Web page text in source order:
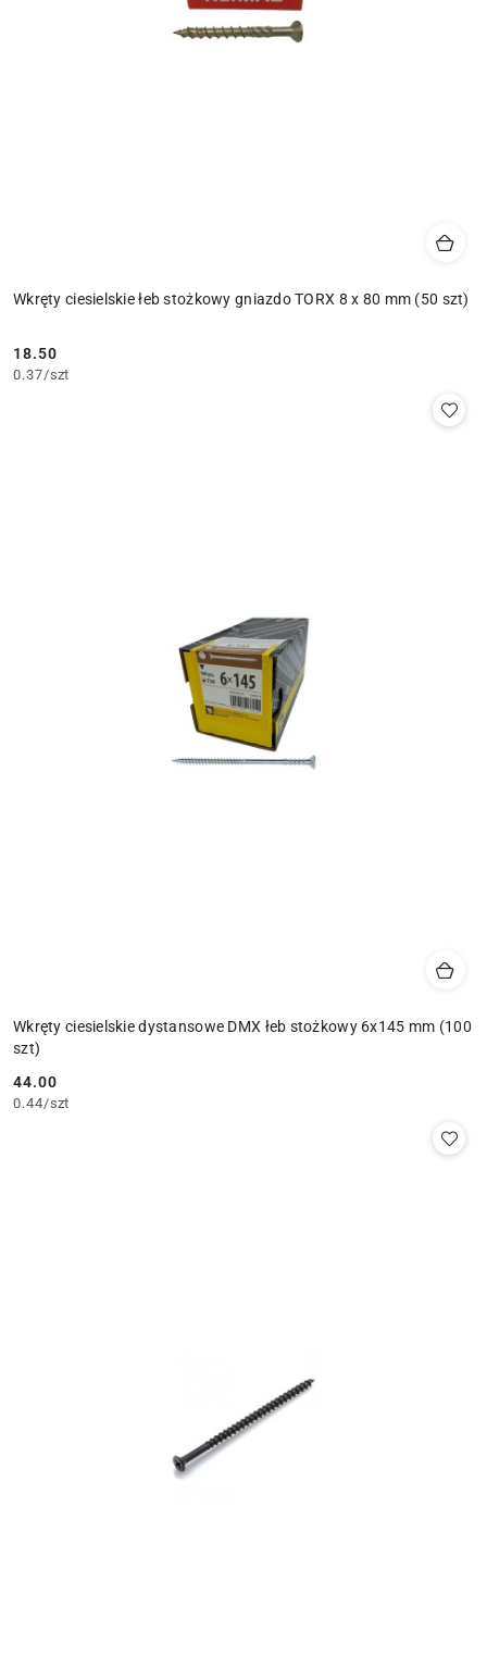
Wkręty ciesielskie łeb stożkowy gniazdo TORX 8 x 80 mm (50 szt)
Cena:
18.50
0.37/szt
Wkręty ciesielskie dystansowe DMX łeb stożkowy 6x145 mm (100
szt)
Cena:
44.00
0.44/szt